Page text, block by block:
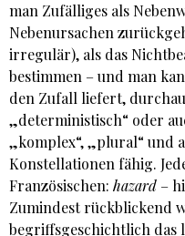
man Zufälliges als
Nebenursachen
irregulär), als das
bestimmen – und man
den Zufall liefert,
„deterministisch“ oder
„komplex“, „plural“ und
Konstellationen fähig.
Französischen: hazard –
Zumindest rückblickend
begriffsgeschichtlich das